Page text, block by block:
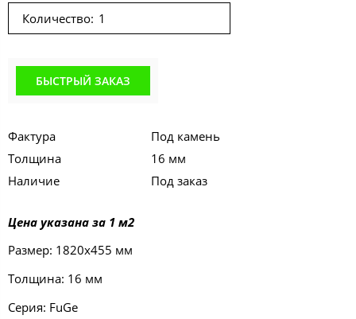
Количество:
БЫСТРЫЙ ЗАКАЗ
Фактура
Под камень
Толщина
16 мм
Наличие
Под заказ
Цена указана за 1 м2
Размер: 1820х455 мм
Толщина: 16 мм
Серия: FuGe